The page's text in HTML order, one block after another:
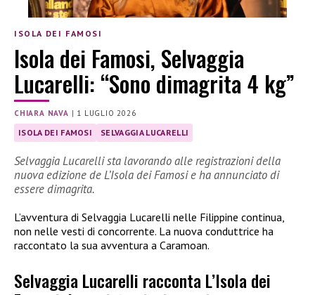
ISOLA DEI FAMOSI
Isola dei Famosi, Selvaggia
Lucarelli: “Sono dimagrita 4 kg”
CHIARA NAVA | 1 LUGLIO 2026
ISOLA DEI FAMOSI SELVAGGIA LUCARELLI
Selvaggia Lucarelli sta lavorando alle registrazioni della
nuova edizione de L’Isola dei Famosi e ha annunciato di
essere dimagrita.
L’avventura di Selvaggia Lucarelli nelle Filippine continua,
non nelle vesti di concorrente. La nuova conduttrice ha
raccontato la sua avventura a Caramoan.
Selvaggia Lucarelli racconta L’Isola dei